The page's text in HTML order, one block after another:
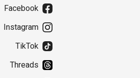
Facebook
Instagram
TikTok
Threads